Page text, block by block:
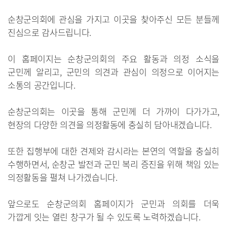
순창군의회에 관심을 가지고 이곳을 찾아주신 모든 분들께
진심으로 감사드립니다.
이 홈페이지는 순창군의회의 주요 활동과 의정 소식을
군민께 알리고, 군민의 의견과 관심이 의정으로 이어지는
소통의 공간입니다.
순창군의회는 이곳을 통해 군민께 더 가까이 다가가고,
현장의 다양한 의견을 의정활동에 충실히 담아내겠습니다.
또한 집행부에 대한 견제와 감시라는 본연의 역할을 충실히
수행하면서, 순창군 발전과 군민 복리 증진을 위해 책임 있는
의정활동을 펼쳐 나가겠습니다.
앞으로도 순창군의회 홈페이지가 군민과 의회를 더욱
가깝게 잇는 열린 창구가 될 수 있도록 노력하겠습니다.